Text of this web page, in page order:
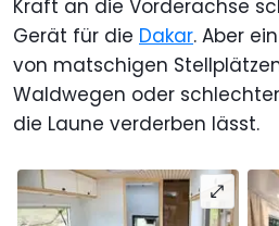
Kraft an die Vorderachse
Gerät für die Dakar. Aber
von matschigen
Waldwegen oder
die Laune verderben lässt.